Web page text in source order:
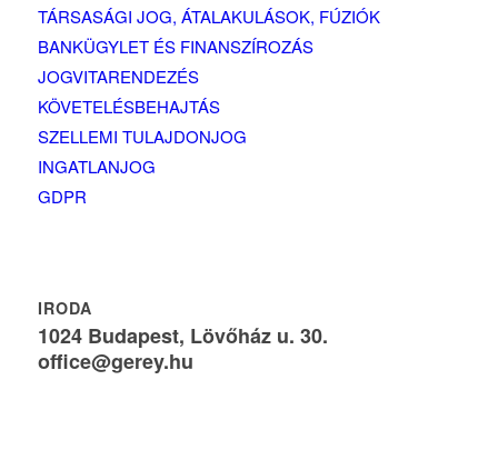
TÁRSASÁGI JOG, ÁTALAKULÁSOK, FÚZIÓK
BANKÜGYLET ÉS FINANSZÍROZÁS
JOGVITARENDEZÉS
KÖVETELÉSBEHAJTÁS
SZELLEMI TULAJDONJOG
INGATLANJOG
GDPR
IRODA
1024 Budapest, Lövőház u. 30.
office@gerey.hu